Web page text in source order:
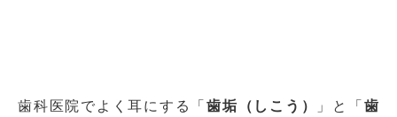
歯科医院でよく耳にする「 歯垢（しこう） 」と「 歯